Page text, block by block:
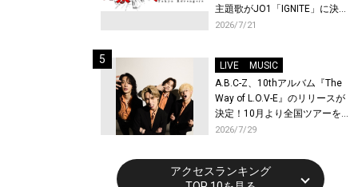
主題歌がJO1「IGNITE」に決
定！メンバー全員から喜びと
先行上映会を開催！
2026/7/21
LIVE
MUSIC
A.B.C-Z、10thアルバム『The
Way of L.O.V-E』のリリースが
決定！10月より全国ツアーを
開催！
2026/7/29
アクセスランキング